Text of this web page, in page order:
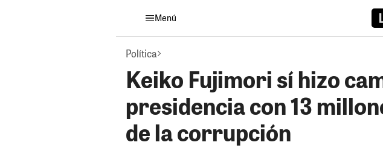
Menú
Política
Keiko Fujimori sí hizo
presidencia con 13
de la corrupción